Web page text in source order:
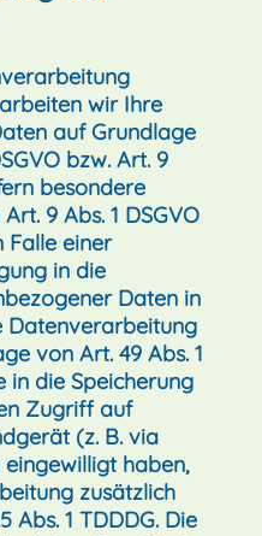
wir Ihre
auf Grundlage
bzw. Art. 9
besondere
9 Abs. 1 DSGVO
einer
in die
Daten in
von Art. 49 Abs. 1
in die Speicherung
Zugriff auf
(z. B. via
haben,
zusätzlich
Abs. 1 TDDDG. Die